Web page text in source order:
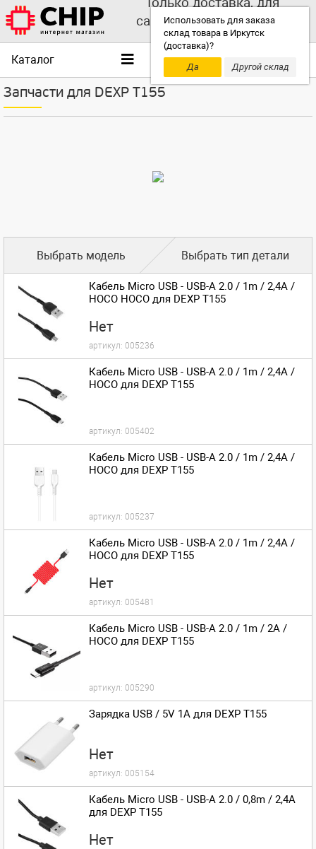
Использовать для заказа
склад товара в Иркутск
(доставка)?
Да
Другой склад
самовывоза выбирайте
другой склад!
Каталог
Запчасти для DEXP T155
Выбрать модель Выбрать тип детали
Кабель Micro USB - USB-A 2.0 / 1m / 2,4A /
HOCO HOCO для DEXP T155
Нет
артикул: 005236
Кабель Micro USB - USB-A 2.0 / 1m / 2,4A /
HOCO для DEXP T155
артикул: 005402
Кабель Micro USB - USB-A 2.0 / 1m / 2,4A /
HOCO для DEXP T155
артикул: 005237
Кабель Micro USB - USB-A 2.0 / 1m / 2,4A /
HOCO для DEXP T155
Нет
артикул: 005481
Кабель Micro USB - USB-A 2.0 / 1m / 2A /
HOCO для DEXP T155
артикул: 005290
Зарядка USB / 5V 1A для DEXP T155
Нет
артикул: 005154
Кабель Micro USB - USB-A 2.0 / 0,8m / 2,4A
для DEXP T155
Нет